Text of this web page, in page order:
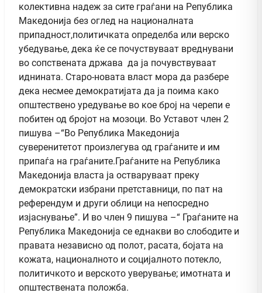
колективна надеж за сите граѓани на Република
Македонија без оглед на националната
припадност,политичката определба или верско
убедување, дека ќе се почуствуваат вреднувани
во сопствената држава да ја почувствуваат
иднината. Старо-новата власт мора да разбере
дека несмее демократијата да ја поима како
општествено уредување во кое број на черепи е
побитен од бројот на мозоци. Во Уставот член 2
пишува –“Во Република Македонија
суверенитетот произлегува од граѓаните и им
припаѓа на граѓаните.Граѓаните на Република
Македонија власта ја остваруваат преку
демократски избрани претставници, по пат на
референдум и други облици на непосредно
изјаснување”. И во член 9 пишува –“ Граѓаните на
Република Македонија се еднакви во слободите и
правата независно од полот, расата, бојата на
кожата, националното и социјалното потекло,
политичкото и верското уверување; имотната и
општествената положба.